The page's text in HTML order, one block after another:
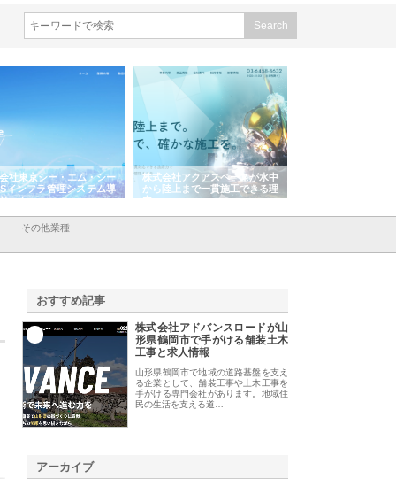
社東京シー・エム・シー
インフラ管理システム導
ット
株式会社アクアスペースが水中
から陸上まで一貫施工できる理
由
その他業種
おすすめ記事
株式会社アドバンスロードが山
形県鶴岡市で手がける舗装土木
工事と求人情報
山形県鶴岡市で地域の道路基盤を支え
る企業として、舗装工事や土木工事を
手がける専門会社があります。地域住
民の生活を支える道…
アーカイブ